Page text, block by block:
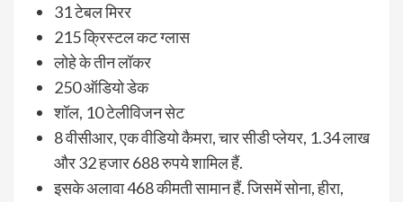
31 टेबल मिरर
215 क्रिस्टल कट ग्लास
लोहे के तीन लॉकर
250 ऑडियो डेक
शॉल, 10 टेलीविजन सेट
8 वीसीआर, एक वीडियो कैमरा, चार सीडी प्लेयर, 1.34 लाख
और 32 हजार 688 रुपये शामिल हैं.
इसके अलावा 468 कीमती सामान हैं. जिसमें सोना, हीरा,